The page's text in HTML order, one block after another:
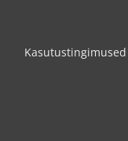
Kasutustingimused